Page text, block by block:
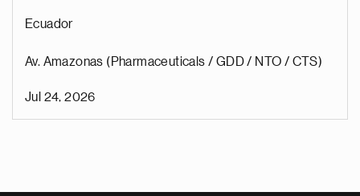
Ecuador
Av. Amazonas (Pharmaceuticals / GDD / NTO / CTS)
Jul 24, 2026